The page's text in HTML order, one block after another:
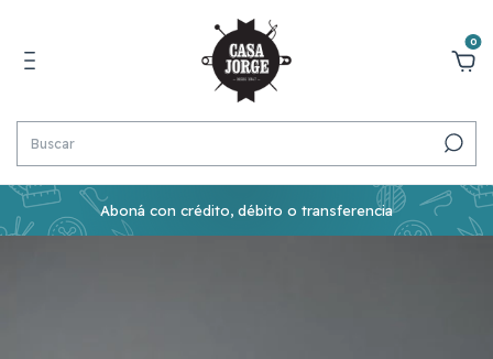
0
Aboná con crédito, débito o transferencia